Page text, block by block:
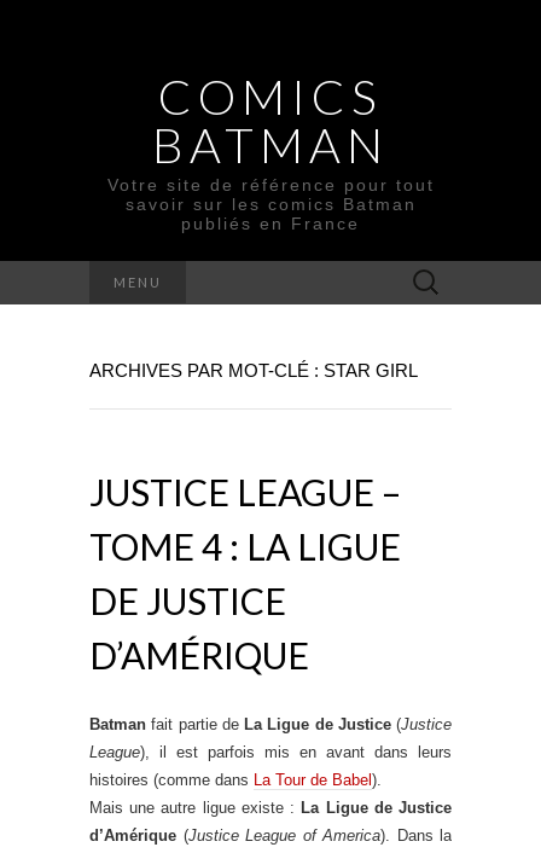
COMICS
BATMAN
Votre site de référence pour tout
savoir sur les comics Batman
publiés en France
MENU Rechercher :
ARCHIVES PAR MOT-CLÉ : STAR GIRL
JUSTICE LEAGUE –
TOME 4 : LA LIGUE
DE JUSTICE
D’AMÉRIQUE
Batman fait partie de La Ligue de Justice(Justice
League), il est parfois mis en avant dans leurs
histoires (comme dans La Tour de Babel ).
Mais une autre ligue existe : La Ligue de Justice
d’Amérique (Justice League of America). Dans la